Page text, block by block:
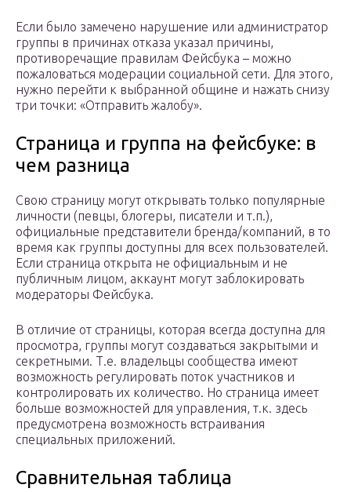
Если было замечено нарушение или администратор
группы в причинах отказа указал причины,
противоречащие правилам Фейсбука – можно
пожаловаться модерации социальной сети. Для этого,
нужно перейти к выбранной общине и нажать снизу
три точки: «Отправить жалобу».
Страница и группа на фейсбуке: в
чем разница
Свою страницу могут открывать только популярные
личности (певцы, блогеры, писатели и т.п.),
официальные представители бренда/компаний, в то
время как группы доступны для всех пользователей.
Если страница открыта не официальным и не
публичным лицом, аккаунт могут заблокировать
модераторы Фейсбука.
В отличие от страницы, которая всегда доступна для
просмотра, группы могут создаваться закрытыми и
секретными. Т.е. владельцы сообщества имеют
возможность регулировать поток участников и
контролировать их количество. Но страница имеет
больше возможностей для управления, т.к. здесь
предусмотрена возможность встраивания
специальных приложений.
Сравнительная таблица